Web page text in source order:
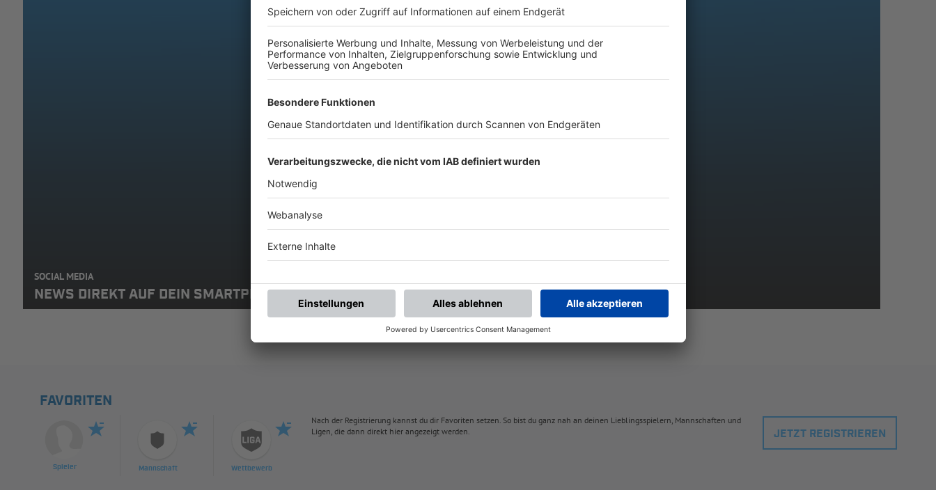
SOCIAL MEDIA
NEWS DIREKT AUF DEIN SMARTPHONE: ABONNIERE DEN BFV-WHATSAPP-KANAL!
FAVORITEN
Spieler Mannschaft Wettbewerb
Nach der Registrierung kannst du dir Favoriten setzen. So bist du ganz nah an deinen Lieblingsspielern, Mannschaften und
Ligen, die dann direkt hier angezeigt werden.
JETZT REGISTRIEREN